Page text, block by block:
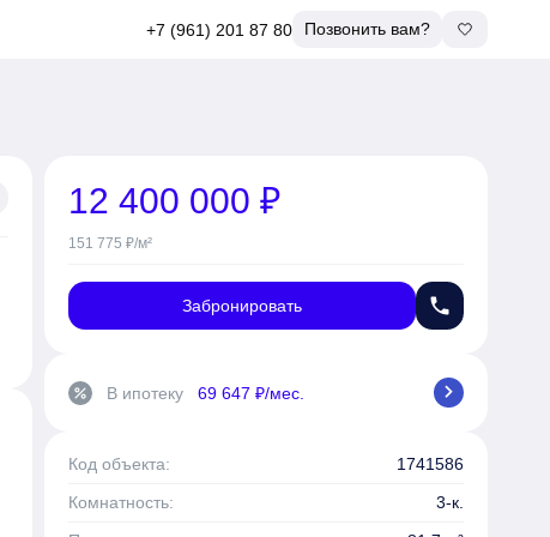
+7 (961) 201 87 80 Позвонить вам?
12 400 000 ₽
151 775 ₽/м²
Забронировать phone
percent В ипотеку 69 647 ₽/мес. chevron_right
Код объекта:
1741586
Комнатность:
3-к.